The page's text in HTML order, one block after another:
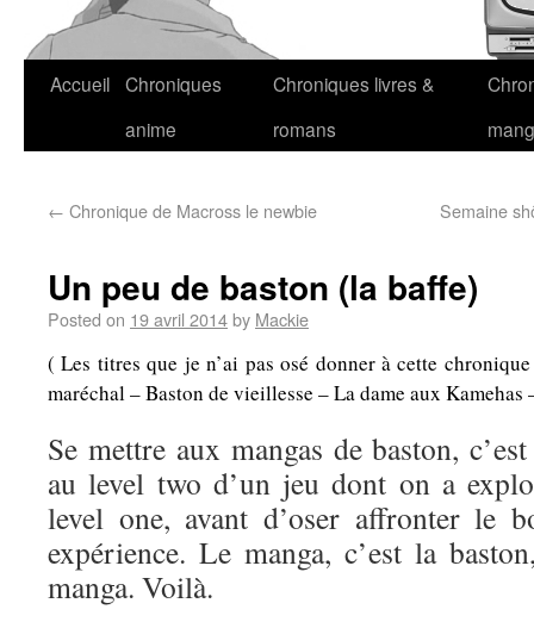
Accueil Chroniques
anime
Chroniques livres &
romans
← Chronique de Macross le newbie Semaine
Un peu de baston (la baffe)
Posted on 19 avril 2014by Mackie
( Les titres que je n’ai pas osé donner à cette
maréchal – Baston de vieillesse – La dame aux
Se mettre aux mangas de baston,
au level two d’un jeu dont on a
level one, avant d’oser affronter le
expérience. Le manga, c’est la
manga. Voilà.